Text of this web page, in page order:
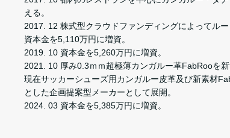
える。
2017. 12 株式型クラウドファンディングによってル
資本金を5,110万円に増資。
2019. 10 資本金を5,260万円に増資。
2021. 10 厚み0.3ｍｍ超極薄カンガルー革FabRooを新
現在サッカーシューズ用カンガルー皮革及び新素材
とした企画提案型メーカーとして展開。
2024. 03 資本金を5,385万円に増資。